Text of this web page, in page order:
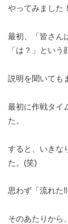
やってみました
最初、「皆さん
「は？」という
説明を聞いても
最初に作戦タイ
た。
すると、いきな
た。(笑)
思わず「流れた
そのあたりから